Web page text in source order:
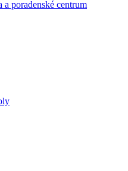
poradenské centrum